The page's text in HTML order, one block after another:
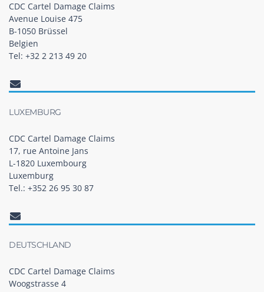
CDC Cartel Damage Claims
Avenue Louise 475
B-1050 Brüssel
Belgien
Tel: +32 2 213 49 20
LUXEMBURG
CDC Cartel Damage Claims
17, rue Antoine Jans
L-1820 Luxembourg
Luxemburg
Tel.: +352 26 95 30 87
DEUTSCHLAND
CDC Cartel Damage Claims
Woogstrasse 4